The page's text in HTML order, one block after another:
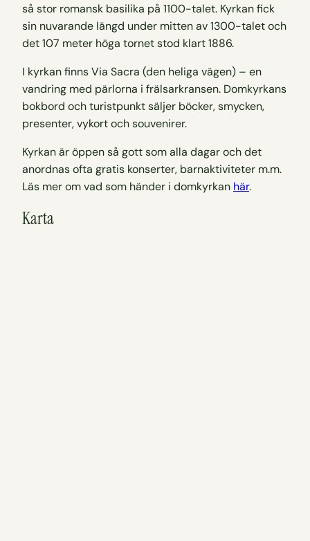
så stor romansk basilika på 1100-talet. Kyrkan fick
sin nuvarande längd under mitten av 1300-talet och
det 107 meter höga tornet stod klart 1886.
I kyrkan finns Via Sacra (den heliga vägen) – en
vandring med pärlorna i frälsarkransen. Domkyrkans
bokbord och turistpunkt säljer böcker, smycken,
presenter, vykort och souvenirer.
Kyrkan är öppen så gott som alla dagar och det
anordnas ofta gratis konserter, barnaktiviteter m.m.
Läs mer om vad som händer i domkyrkan här.
Karta